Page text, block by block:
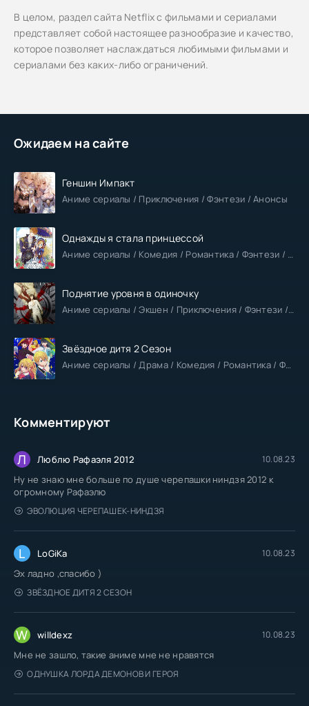
Ожидаем на сайте
Геншин Импакт
Аниме сериалы / Приключения / Фэнтези / Анонсы
Однажды я стала принцессой
Аниме сериалы / Комедия / Романтика / Фэнтези / Анонсы
Поднятие уровня в одиночку
Аниме сериалы / Экшен / Приключения / Фэнтези / Анонсы
Звёздное дитя 2 Сезон
Аниме сериалы / Драма / Комедия / Романтика / Фантастика / Анонсы
Комментируют
Л Люблю Рафаэля 2012 10.08.23
Ну не знаю мне больше по душе черепашки ниндзя 2012 к
огромному Рафаэлю
ЭВОЛЮЦИЯ ЧЕРЕПАШЕК-НИНДЗЯ
L LoGiKa 10.08.23
Эх ладно ,спасибо )
ЗВЁЗДНОЕ ДИТЯ 2 СЕЗОН
W willdexz 10.08.23
Мне не зашло, такие аниме мне не нравятся
ОДНУШКА ЛОРДА ДЕМОНОВ И ГЕРОЯ
В целом, раздел сайта Netflix с фильмами и сериалами
представляет собой настоящее разнообразие и качество,
которое позволяет наслаждаться любимыми фильмами и
сериалами без каких-либо ограничений.